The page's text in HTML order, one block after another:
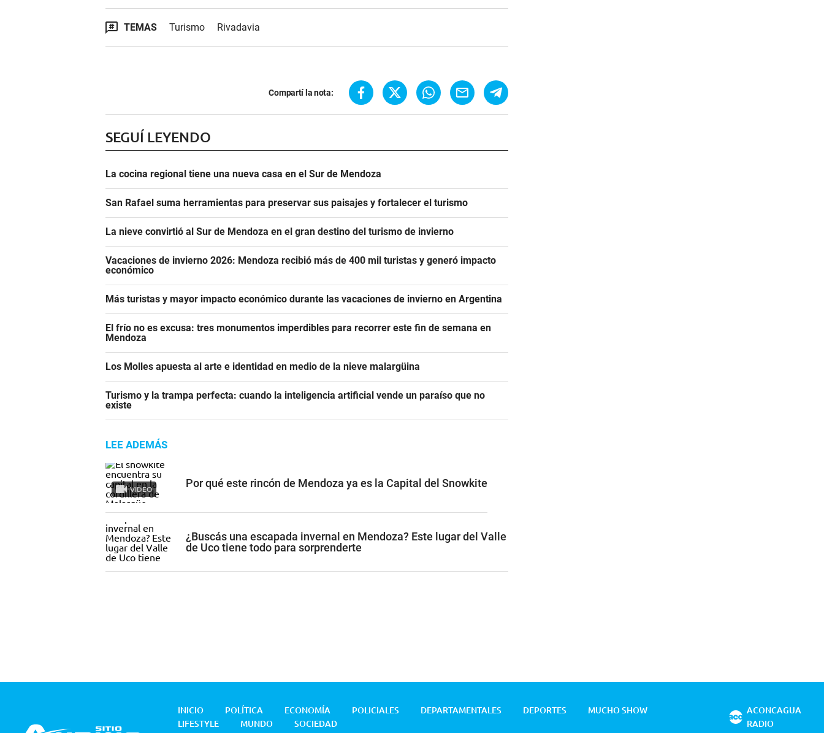
TEMAS Turismo Rivadavia
Compartí la nota:
SEGUÍ LEYENDO
La cocina regional tiene una nueva casa en el Sur de Mendoza
San Rafael suma herramientas para preservar sus paisajes y fortalecer el turismo
La nieve convirtió al Sur de Mendoza en el gran destino del turismo de invierno
Vacaciones de invierno 2026: Mendoza recibió más de 400 mil turistas y generó impacto
económico
Más turistas y mayor impacto económico durante las vacaciones de invierno en Argentina
El frío no es excusa: tres monumentos imperdibles para recorrer este fin de semana en
Mendoza
Los Molles apuesta al arte e identidad en medio de la nieve malargüina
Turismo y la trampa perfecta: cuando la inteligencia artificial vende un paraíso que no
existe
LEE ADEMÁS
VIDEO Por qué este rincón de Mendoza ya es la Capital del Snowkite
¿Buscás una escapada invernal en Mendoza? Este lugar del Valle
de Uco tiene todo para sorprenderte
INICIO POLÍTICA ECONOMÍA POLICIALES DEPARTAMENTALES DEPORTES
MUCHO SHOW
LIFESTYLE
MUNDO SOCIEDAD
ACONCAGUA
RADIO